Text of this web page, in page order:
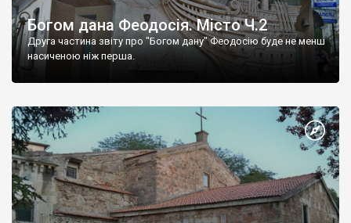
Богом дана Феодосія. Місто Ч.2
Друга частина звіту про "Богом дану" Феодосію буде не менш
насиченою ніж перша.